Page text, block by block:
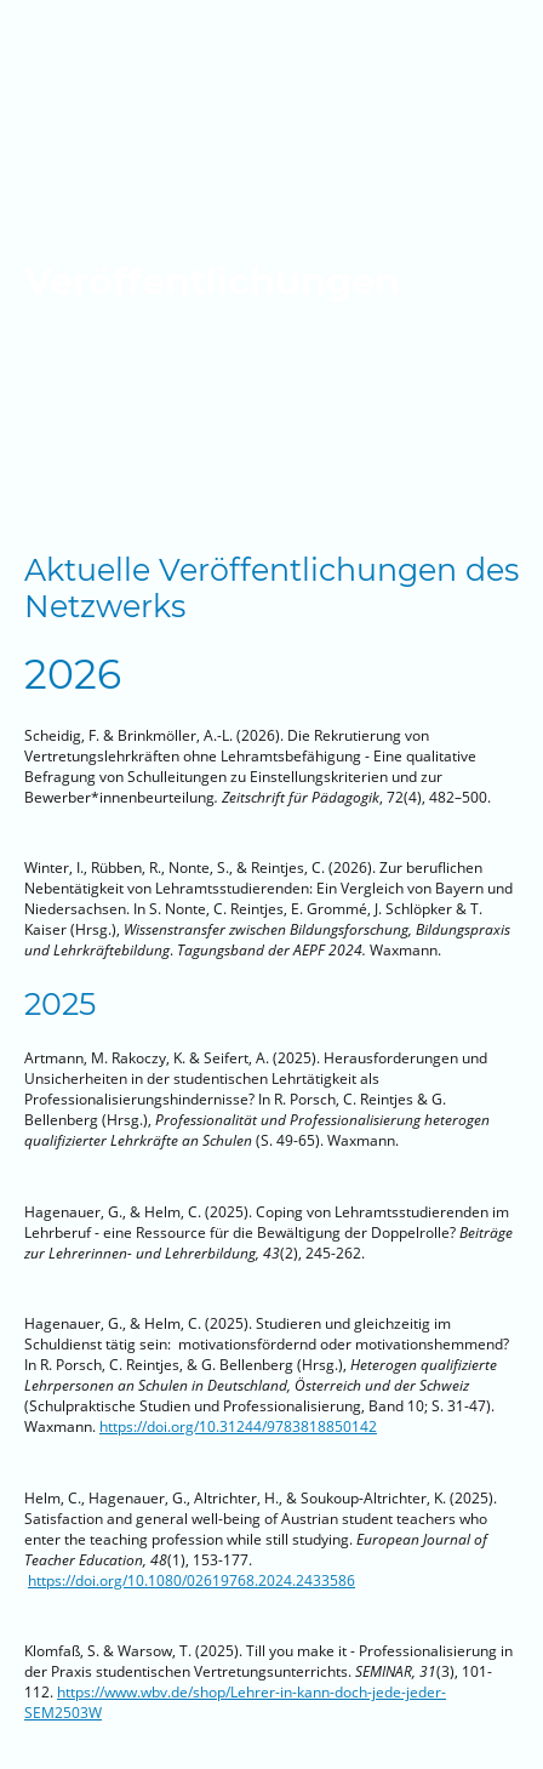
Aktuelle Veröffentlichungen des
Netzwerks
2026
Scheidig, F. & Brinkmöller, A.-L. (2026). Die Rekrutierung von
Vertretungslehrkräften ohne Lehramtsbefähigung - Eine qualitative
Befragung von Schulleitungen zu Einstellungskriterien und zur
Bewerber*innenbeurteilung. Zeitschrift für Pädagogik, 72(4), 482–500.
Winter, I., Rübben, R., Nonte, S., & Reintjes, C. (2026). Zur beruflichen
Nebentätigkeit von Lehramtsstudierenden: Ein Vergleich von Bayern und
Niedersachsen. In S. Nonte, C. Reintjes, E. Grommé, J. Schlöpker & T.
Kaiser (Hrsg.), Wissenstransfer zwischen Bildungsforschung, Bildungspraxis
und Lehrkräftebildung. Tagungsband der AEPF 2024. Waxmann.
2025
Artmann, M. Rakoczy, K. & Seifert, A. (2025). Herausforderungen und
Unsicherheiten in der studentischen Lehrtätigkeit als
Professionalisierungshindernisse? In R. Porsch, C. Reintjes & G.
Bellenberg (Hrsg.), Professionalität und Professionalisierung heterogen
qualifizierter Lehrkräfte an Schulen(S. 49-65). Waxmann.
Hagenauer, G., & Helm, C. (2025). Coping von Lehramtsstudierenden im
Lehrberuf - eine Ressource für die Bewältigung der Doppelrolle?Beiträge
zur Lehrerinnen- und Lehrerbildung, 43(2), 245-262.
Hagenauer, G., & Helm, C. (2025). Studieren und gleichzeitig im
Schuldienst tätig sein: motivationsfördernd oder motivationshemmend?
In R. Porsch, C. Reintjes, & G. Bellenberg (Hrsg.), Heterogen qualifizierte
Lehrpersonen an Schulen in Deutschland, Österreich und der Schweiz
(Schulpraktische Studien und Professionalisierung, Band 10; S. 31-47).
Waxmann. https://doi.org/10.31244/9783818850142
Helm, C., Hagenauer, G., Altrichter, H., & Soukoup-Altrichter, K. (2025).
Satisfaction and general well-being of Austrian student teachers who
enter the teaching profession while still studying.European Journal of
Teacher Education, 48(1), 153-177.
https://doi.org/10.1080/02619768.2024.2433586
Klomfaß, S. & Warsow, T. (2025). Till you make it - Professionalisierung in
der Praxis studentischen Vertretungsunterrichts.SEMINAR, 31(3), 101-
112. https://www.wbv.de/shop/Lehrer-in-kann-doch-jede-jeder-
SEM2503W